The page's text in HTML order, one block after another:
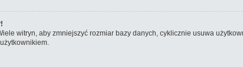
witryn, aby zmniejszyć rozmiar bazy danych, cyklicznie usuwa